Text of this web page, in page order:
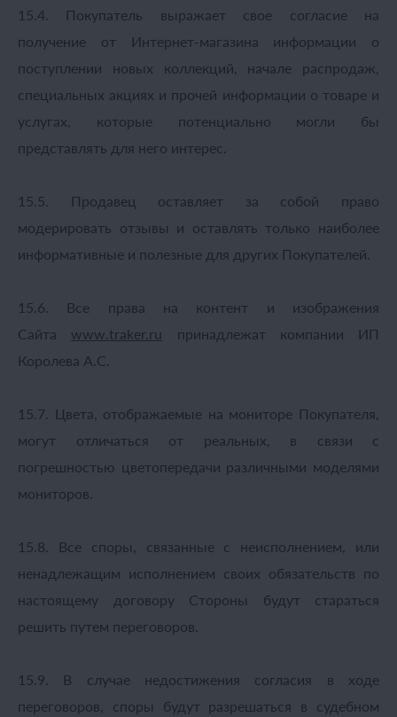
15.4. Покупатель выражает свое согласие на
получение от Интернет-магазина информации о
поступлении новых коллекций, начале распродаж,
специальных акциях и прочей информации о товаре и
услугах, которые потенциально могли бы
представлять для него интерес.
15.5. Продавец оставляет за собой право
модерировать отзывы и оставлять только наиболее
информативные и полезные для других Покупателей.
15.6. Все права на контент и изображения
Сайта www.traker.ru принадлежат компании ИП
Королева А.С.
15.7. Цвета, отображаемые на мониторе Покупателя,
могут отличаться от реальных, в связи с
погрешностью цветопередачи различными моделями
мониторов.
15.8. Все споры, связанные с неисполнением, или
ненадлежащим исполнением своих обязательств по
настоящему договору Стороны будут стараться
решить путем переговоров.
15.9. В случае недостижения согласия в ходе
переговоров, споры будут разрешаться в судебном